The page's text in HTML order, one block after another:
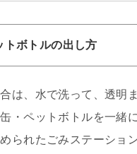
トボトルの出し方
は、水で洗って、透明
・ペットボトルを一緒
られたごみステーショ